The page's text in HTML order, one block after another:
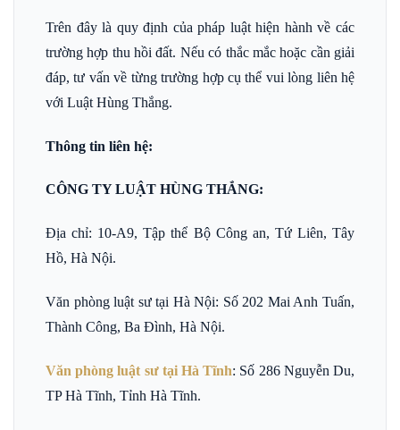
Trên đây là quy định của pháp luật hiện hành về các
trường hợp thu hồi đất. Nếu có thắc mắc hoặc cần giải
đáp, tư vấn về từng trường hợp cụ thể vui lòng liên hệ
với Luật Hùng Thắng.
Thông tin liên hệ:
CÔNG TY LUẬT HÙNG THẮNG:
Địa chỉ: 10-A9, Tập thể Bộ Công an, Tứ Liên, Tây
Hồ, Hà Nội.
Văn phòng luật sư tại Hà Nội: Số 202 Mai Anh Tuấn,
Thành Công, Ba Đình, Hà Nội.
Văn phòng luật sư tại Hà Tĩnh: Số 286 Nguyễn Du,
TP Hà Tĩnh, Tỉnh Hà Tĩnh.